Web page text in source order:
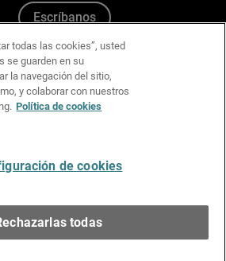
Escríbanos
todas las cookies”, usted
se guarden en su
la navegación del sitio,
y colaborar con nuestros
Política de cookies
de cookies
todas